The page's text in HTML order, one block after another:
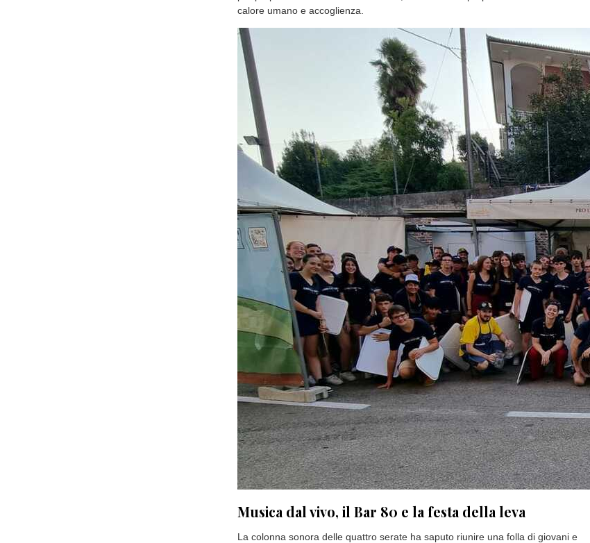
Gusto, accoglienza e l'energia della pro loco
A conquistare il pubblico è stata un'offerta gastronomica capace di rinnovarsi
con piatti vari, genuini e curati nell'esecuzione, arricchiti da guizzi estrosi pensati
per solleticare la curiosità dei commensali.
Dietro le quinte e tra i tavoli, la macchina organizzativa della pro loco,
continuamente rinvigorita dall'ingresso di nuovi elementi, si è dimostrata
efficiente e rapida nel servizio, instaurando un rapporto cordiale ed empatico
con i presenti.
Un sentimento di vicinanza impresso anche sulle magliette dei volontari, nate
per proporre non soltanto ottimo cibo, ma un vero e proprio abbraccio fatto di
calore umano e accoglienza.